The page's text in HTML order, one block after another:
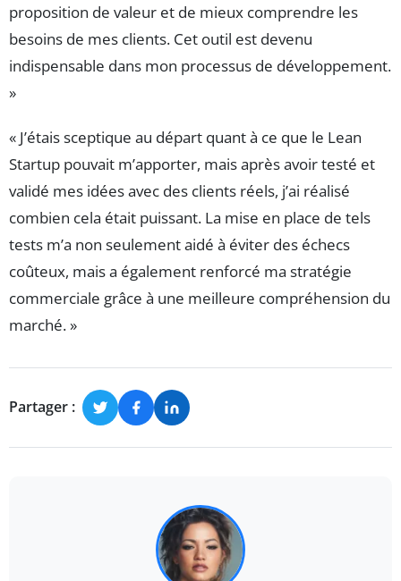
proposition de valeur et de mieux comprendre les
besoins de mes clients. Cet outil est devenu
indispensable dans mon processus de développement.
»
« J’étais sceptique au départ quant à ce que le Lean
Startup pouvait m’apporter, mais après avoir testé et
validé mes idées avec des clients réels, j’ai réalisé
combien cela était puissant. La mise en place de tels
tests m’a non seulement aidé à éviter des échecs
coûteux, mais a également renforcé ma stratégie
commerciale grâce à une meilleure compréhension du
marché. »
Partager :